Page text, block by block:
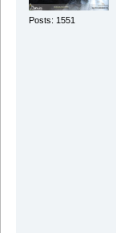
Posts: 1551